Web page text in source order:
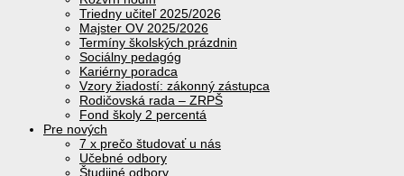
Triedny učiteľ 2025/2026
Majster OV 2025/2026
Termíny školských prázdnin
Sociálny pedagóg
Kariérny poradca
Vzory žiadostí: zákonný zástupca
Rodičovská rada – ZRPŠ
Fond školy 2 percentá
Pre nových
7 x prečo študovať u nás
Učebné odbory
Študijné odbory